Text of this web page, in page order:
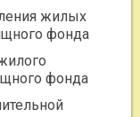
жилых
фонда
фонда